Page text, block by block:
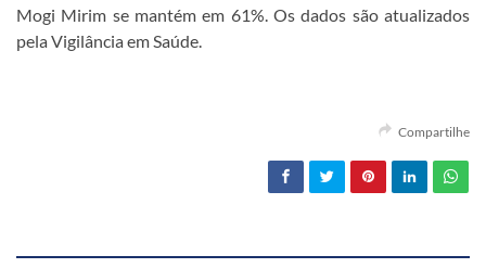
Mogi Mirim se mantém em 61%. Os dados são atualizados
pela Vigilância em Saúde.
Compartilhe